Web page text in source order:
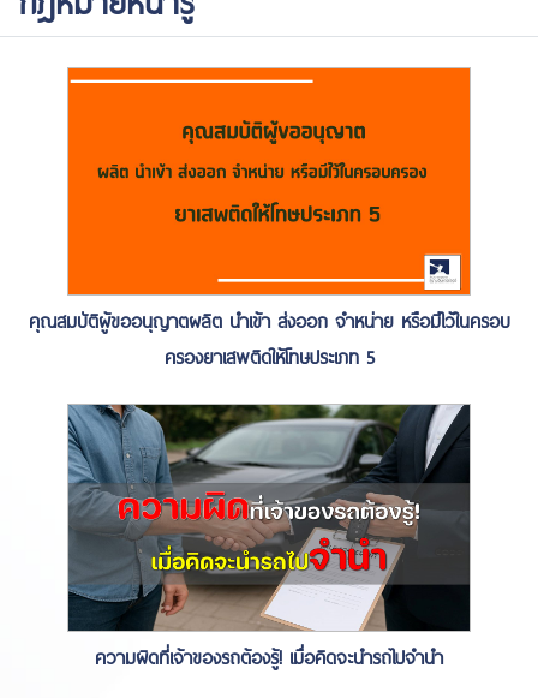
คุณสมบัติผู้ขออนุญาตผลิต นำเข้า ส่งออก จำหน่าย หรือมีไว้ในครอบ
ครองยาเสพติดให้โทษประเภท 5
ความผิดที่เจ้าของรถต้องรู้! เมื่อคิดจะนำรถไปจำนำ